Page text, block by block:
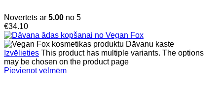
Novērtēts ar 5.00 no 5
€34.10
Izvēlieties This product has multiple variants. The options
may be chosen on the product page
Pievienot vēlmēm